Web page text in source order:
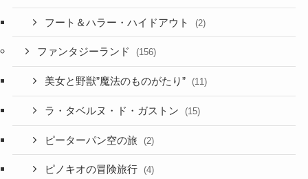
フート＆ハラー・ハイドアウト (2)
ファンタジーランド (156)
美女と野獣”魔法のものがたり” (11)
ラ・タベルヌ・ド・ガストン (15)
ピーターパン空の旅 (2)
ピノキオの冒険旅行 (4)